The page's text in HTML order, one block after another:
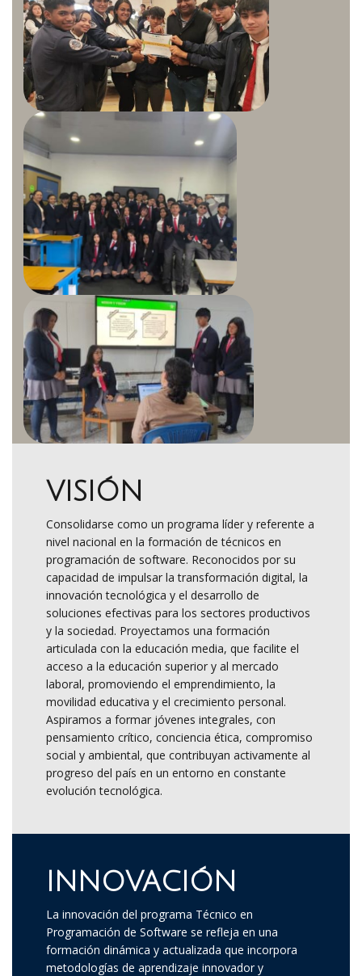
VISIÓN
Consolidarse como un programa líder y referente a
nivel nacional en la formación de técnicos en
programación de software. Reconocidos por su
capacidad de impulsar la transformación digital, la
innovación tecnológica y el desarrollo de
soluciones efectivas para los sectores productivos
y la sociedad. Proyectamos una formación
articulada con la educación media, que facilite el
acceso a la educación superior y al mercado
laboral, promoviendo el emprendimiento, la
movilidad educativa y el crecimiento personal.
Aspiramos a formar jóvenes integrales, con
pensamiento crítico, conciencia ética, compromiso
social y ambiental, que contribuyan activamente al
progreso del país en un entorno en constante
evolución tecnológica.
INNOVACIÓN
La innovación del programa Técnico en
Programación de Software se refleja en una
formación dinámica y actualizada que incorpora
metodologías de aprendizaje innovador y